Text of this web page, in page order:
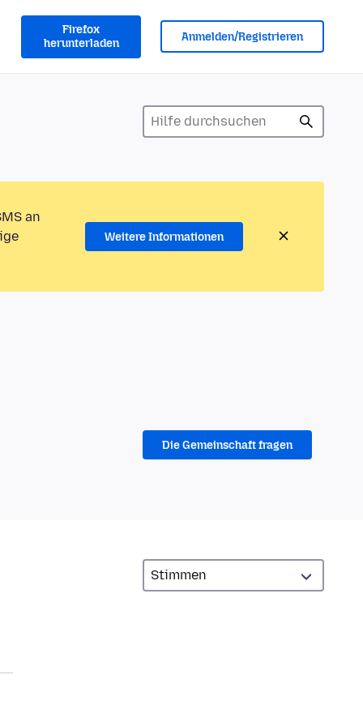
Firefox
herunterladen
Anmelden/Registrieren
an
Weitere Informationen
Die Gemeinschaft fragen